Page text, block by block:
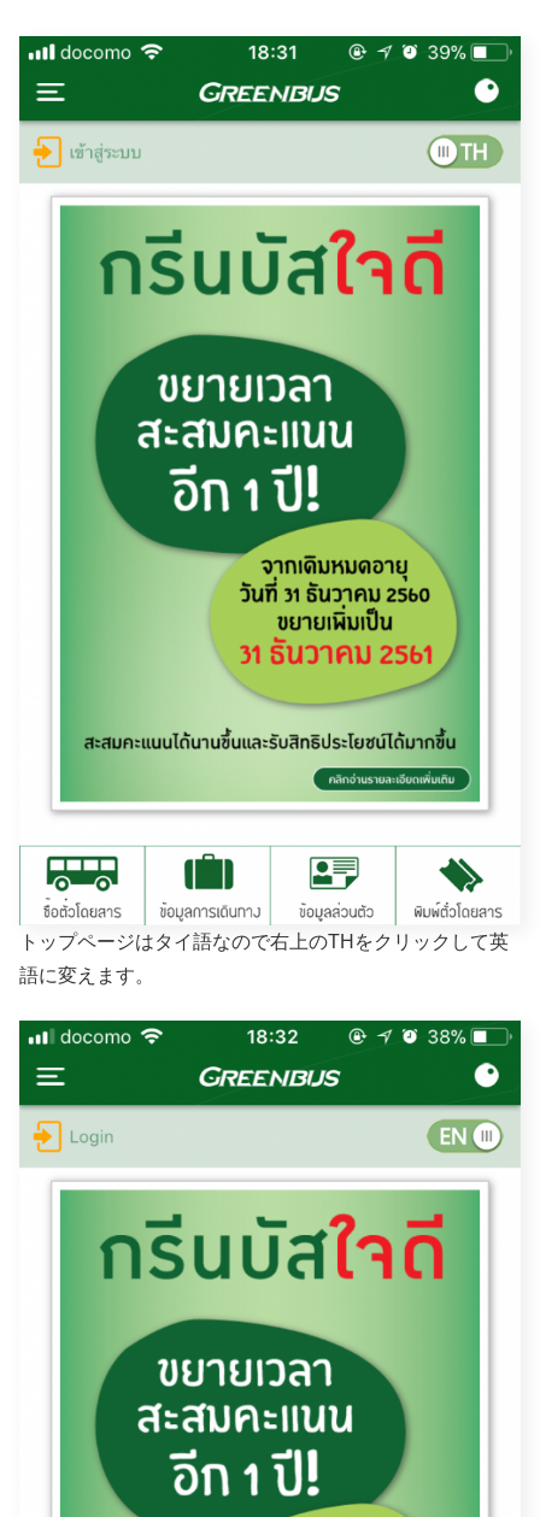
トップページはタイ語なので右上のTHをクリックして英
語に変えます。